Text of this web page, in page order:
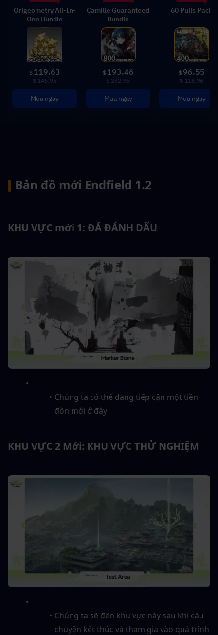
Origeometry All-In-
One Bundle
$ 119.63
$ 146.95
Mua ngay
Camille Guaranteed
Bundle
$ 193.46
$ 232.95
Mua ngay
60 Pulls Pack
$ 96.55
$ 118.96
Mua ngay
Bản đồ mới Endfield 1.2
KHU VỰC mới 1: ĐÁ ĐÁNH DẤU
Chúng ta có thể đang tiếp cận một tiền
đồn mới ở đây
KHU VỰC 2 Mới: KHU VỰC THỬ NGHIỆM
Chúng ta sẽ đến khu vực này sau khi câu
chuyện kết thúc và tham gia vào quá trình